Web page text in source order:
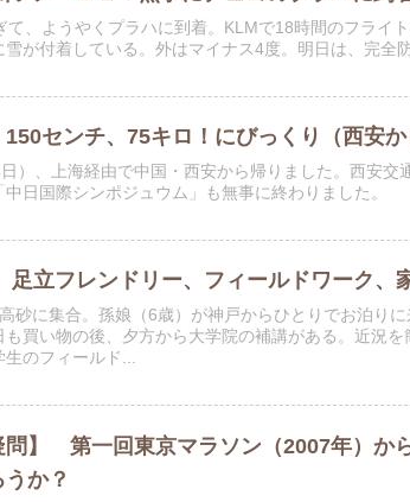
て、ようやくプラハに到着。KLMで18時間のフライ
雪が付着している。外はマイナス4度。明日は、完全
センチ、75キロ！にびっくり（西安か
）、上海経由で中国・西安から帰りました。西安交
日国際シンポジュウム」も無事に終わりました。
足立フレンドリー、フィールドワーク、
砂に集合。孫娘（6歳）が神戸からひとりでお泊り
も買い物の後、夕方から大学院の補講がある。近況
生のフィールド...
問】 第一回東京マラソン（2007年）か
か？